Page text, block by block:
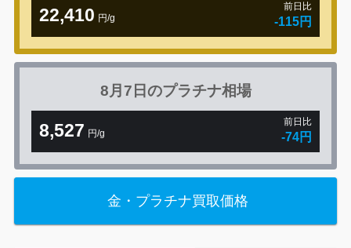
22,410 円/g
前日比
-115円
8月7日のプラチナ相場
8,527 円/g
前日比
-74円
金・プラチナ買取価格